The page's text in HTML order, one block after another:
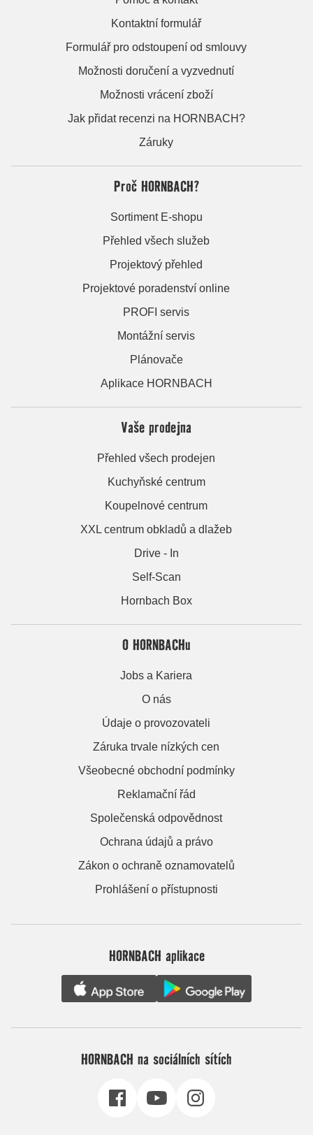
Kontaktní formulář
Formulář pro odstoupení od smlouvy
Možnosti doručení a vyzvednutí
Možnosti vrácení zboží
Jak přidat recenzi na HORNBACH?
Záruky
Proč HORNBACH?
Sortiment E-shopu
Přehled všech služeb
Projektový přehled
Projektové poradenství online
PROFI servis
Montážní servis
Plánovače
Aplikace HORNBACH
Vaše prodejna
Přehled všech prodejen
Kuchyňské centrum
Koupelnové centrum
XXL centrum obkladů a dlažeb
Drive - In
Self-Scan
Hornbach Box
O HORNBACHu
Jobs a Kariera
O nás
Údaje o provozovateli
Záruka trvale nízkých cen
Všeobecné obchodní podmínky
Reklamační řád
Společenská odpovědnost
Ochrana údajů a právo
Zákon o ochraně oznamovatelů
Prohlášení o přístupnosti
HORNBACH aplikace
HORNBACH na sociálních sítích